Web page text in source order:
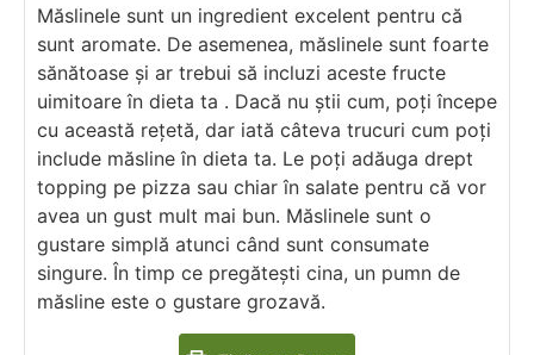
Măslinele sunt un ingredient excelent pentru că
sunt aromate. De asemenea, măslinele sunt foarte
sănătoase și ar trebui să incluzi aceste fructe
uimitoare în dieta ta . Dacă nu știi cum, poți începe
cu această rețetă, dar iată câteva trucuri cum poți
include măsline în dieta ta. Le poți adăuga drept
topping pe pizza sau chiar în salate pentru că vor
avea un gust mult mai bun. Măslinele sunt o
gustare simplă atunci când sunt consumate
singure. În timp ce pregătești cina, un pumn de
măsline este o gustare grozavă.